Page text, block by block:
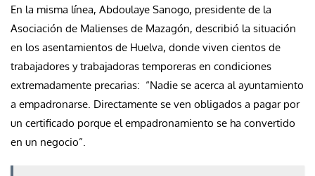
En la misma línea, Abdoulaye Sanogo, presidente de la
Asociación de Malienses de Mazagón, describió la situación
en los asentamientos de Huelva, donde viven cientos de
trabajadores y trabajadoras temporeras en condiciones
extremadamente precarias: “Nadie se acerca al ayuntamiento
a empadronarse. Directamente se ven obligados a pagar por
un certificado porque el empadronamiento se ha convertido
en un negocio”.